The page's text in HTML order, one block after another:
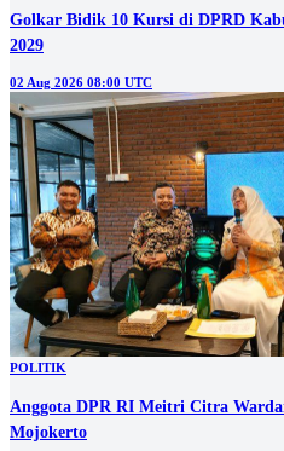
Golkar Bidik 10 Kursi di DPRD
2029
02 Aug 2026 08:00 UTC
POLITIK
Anggota DPR RI Meitri Citra
Mojokerto